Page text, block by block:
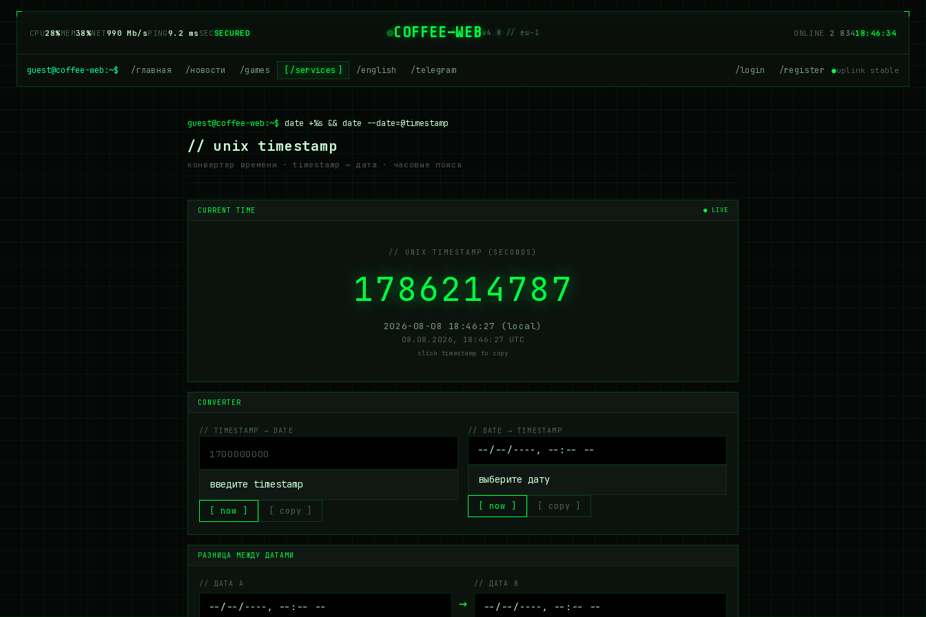
CPU28%MEM38%NET990 Mb/sPING9.2 ms SECSECURED COFFEE—WEBv4.0 // eu-1 ONLINE 2 83418:46:34
guest@coffee-web:~$ /главная /новости /games /services /english /telegram /login /register ●uplink stable
guest@coffee-web:~$ date +%s && date --date=@timestamp
// unix timestamp
конвертер времени · timestamp ↔ дата · часовые пояса
CURRENT TIME ● LIVE
// UNIX TIMESTAMP (SECONDS)
1786214787
2026-08-08 18:46:27 (local)
08.08.2026, 18:46:27 UTC
click timestamp to copy
CONVERTER
// TIMESTAMP → DATE
введите timestamp
[ now ] [ copy ]
// DATE → TIMESTAMP
выберите дату
[ now ] [ copy ]
РАЗНИЦА МЕЖДУ ДАТАМИ
// ДАТА A
→
// ДАТА B